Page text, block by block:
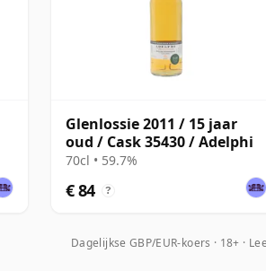
Glenlossie 2011 / 15 jaar
oud / Cask 35430 / Adelphi
70cl • 59.7%
€ 84 ?
Dagelijkse GBP/EUR-koers 18+ ·